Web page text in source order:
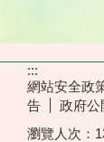
:::
網站安全政
告
政府公
瀏覽人次：